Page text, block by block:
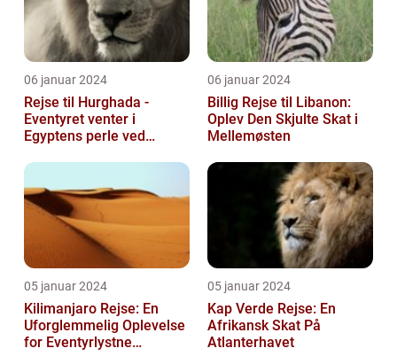
06 januar 2024
Rejse til Hurghada -
Eventyret venter i
Egyptens perle ved
06 januar 2024
Billig Rejse til Libanon:
Oplev Den Skjulte Skat i
Mellemøsten
05 januar 2024
Kilimanjaro Rejse: En
Uforglemmelig Oplevelse
for Eventyrlystne
05 januar 2024
Kap Verde Rejse: En
Afrikansk Skat På
Atlanterhavet